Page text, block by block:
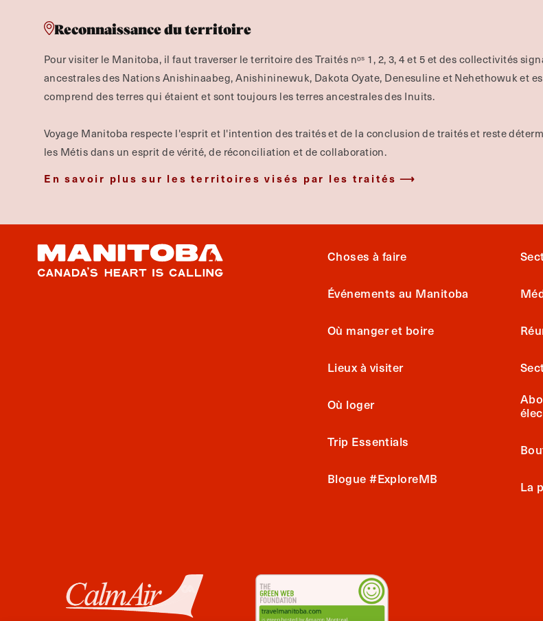
Reconnaissance du territoire
Pour visiter le Manitoba, il faut traverser le territoire des Traités nᵒˢ 1, 2, 3, 4 et 5 et des collectivités
ancestrales des Nations Anishinaabeg, Anishininewuk, Dakota Oyate, Denesuline et Nehethowuk et
comprend des terres qui étaient et sont toujours les terres ancestrales des Inuits.
Voyage Manitoba respecte l'esprit et l'intention des traités et de la conclusion de traités et reste
les Métis dans un esprit de vérité, de réconciliation et de collaboration.
En savoir plus sur les territoires visés par les traités
Choses à faire
Événements au Manitoba
Où manger et boire
Lieux à visiter
Où loger
Trip Essentials
Blogue #ExploreMB La